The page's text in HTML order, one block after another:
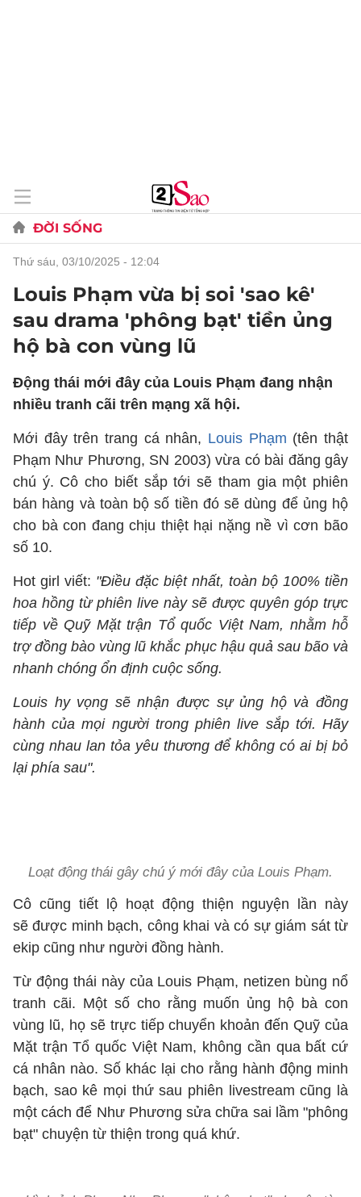
ĐỜI SỐNG
thứ sáu, 03/10/2025 - 12:04
Louis Phạm vừa bị soi 'sao kê'
sau drama 'phông bạt' tiền ủng
hộ bà con vùng lũ
Động thái mới đây của Louis Phạm đang nhận
nhiều tranh cãi trên mạng xã hội.
Mới đây trên trang cá nhân, Louis Phạm (tên thật
Phạm Như Phương, SN 2003) vừa có bài đăng gây
chú ý. Cô cho biết sắp tới sẽ tham gia một phiên
bán hàng và toàn bộ số tiền đó sẽ dùng để ủng hộ
cho bà con đang chịu thiệt hại nặng nề vì cơn bão
số 10.
Hot girl viết: "Điều đặc biệt nhất, toàn bộ 100% tiền
hoa hồng từ phiên live này sẽ được quyên góp trực
tiếp về Quỹ Mặt trận Tổ quốc Việt Nam, nhằm hỗ
trợ đồng bào vùng lũ khắc phục hậu quả sau bão và
nhanh chóng ổn định cuộc sống.
Louis hy vọng sẽ nhận được sự ủng hộ và đồng
hành của mọi người trong phiên live sắp tới. Hãy
cùng nhau lan tỏa yêu thương để không có ai bị bỏ
lại phía sau".
Loạt động thái gây chú ý mới đây của Louis Phạm.
Cô cũng tiết lộ hoạt động thiện nguyện lần này
sẽ được minh bạch, công khai và có sự giám sát từ
ekip cũng như người đồng hành.
Từ động thái này của Louis Phạm, netizen bùng nổ
tranh cãi. Một số cho rằng muốn ủng hộ bà con
vùng lũ, họ sẽ trực tiếp chuyển khoản đến Quỹ của
Mặt trận Tổ quốc Việt Nam, không cần qua bất cứ
cá nhân nào. Số khác lại cho rằng hành động minh
bạch, sao kê mọi thứ sau phiên livestream cũng là
một cách để Như Phương sửa chữa sai lầm "phông
bạt" chuyện từ thiện trong quá khứ.